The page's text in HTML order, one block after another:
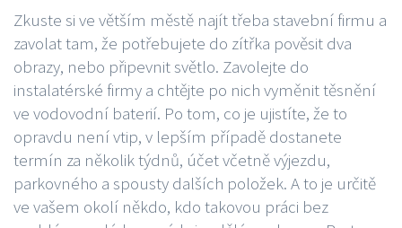
Zkuste si ve větším městě najít třeba stavební firmu a
zavolat tam, že potřebujete do zítřka pověsit dva
obrazy, nebo připevnit světlo. Zavolejte do
instalatérské firmy a chtějte po nich vyměnit těsnění
ve vodovodní baterií. Po tom, co je ujistíte, že to
opravdu není vtip, v lepším případě dostanete
termín za několik týdnů, účet včetně výjezdu,
parkovného a spousty dalších položek. A to je určitě
ve vašem okolí někdo, kdo takovou práci bez